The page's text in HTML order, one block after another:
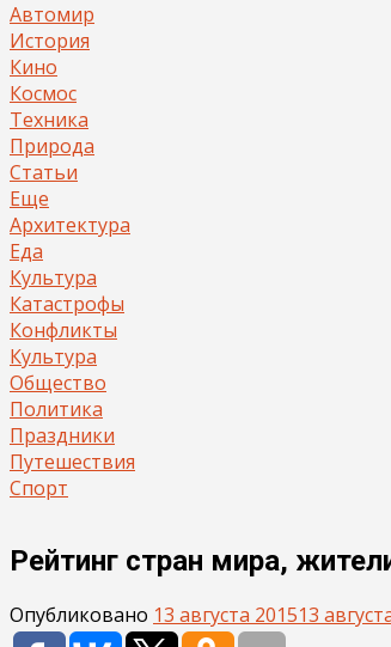
Автомир
История
Кино
Космос
Техника
Природа
Статьи
Еще
Архитектура
Еда
Культура
Катастрофы
Конфликты
Культура
Общество
Политика
Праздники
Путешествия
Спорт
Рейтинг стран мира,
Опубликовано 13 августа 201513